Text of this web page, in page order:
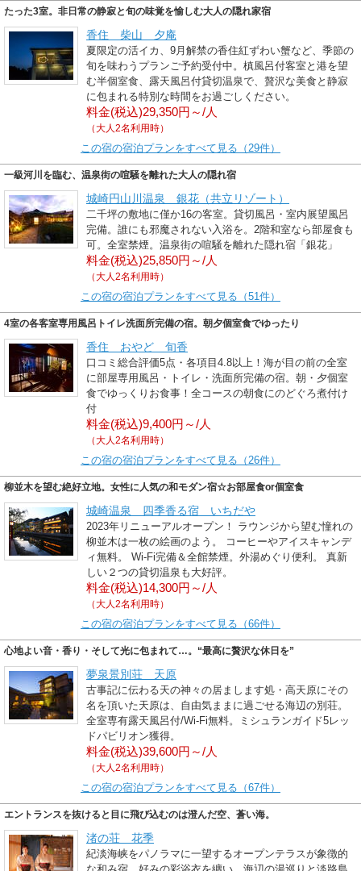
たった3室。非日常の静寂と旬の味覚を愉しむ大人の隠れ家宿
香住 柴山 夕庵
夏限定の活イカ、9月解禁の香住紅ずわい蟹など、季節の
旬を味わうプランご予約受付中。槙風呂付客室と港を望
む半個室食、露天風呂付貸切温泉で、贅沢な美食と静寂
に包まれる特別な時間をお過ごしください。
料金(税込)29,350円～/人
（大人2名利用時）
この宿の宿泊プランをすべて見る（29件）
一級河川を臨む、温泉街の喧騒を離れた大人の隠れ宿
城崎円山川温泉 銀花（共立リゾート）
二千坪の敷地に僅か16の客室。貸切風呂・室内展望風呂
完備。誰にも邪魔されない入浴を。2階和室なら部屋食も
可。全室禁煙。温泉街の喧騒を離れた隠れ宿「銀花」
料金(税込)25,850円～/人
（大人2名利用時）
この宿の宿泊プランをすべて見る（51件）
4室の各客室専用風呂トイレ洗面所完備の宿。朝夕個室食でゆったり
香住 おやど 旬香
口コミ総合評価5点・各項目4.8以上！海が目の前の全室
に部屋専用風呂・トイレ・洗面所完備の宿。朝・夕個室
食でゆっくりお食事！全コースの朝食にのどぐろ煮付け
付
料金(税込)9,400円～/人
（大人2名利用時）
この宿の宿泊プランをすべて見る（26件）
柳並木を望む絶好立地。女性に人気の和モダン宿☆お部屋食or個室食
城崎温泉 四季香る宿 いちだや
2023年リニューアルオープン！ ラウンジから望む憧れの
柳並木は一枚の絵画のよう。 コーヒーやアイスキャンデ
ィ無料。 Wi-Fi完備＆全館禁煙。外湯めぐり便利。 真新
しい２つの貸切温泉も大好評。
料金(税込)14,300円～/人
（大人2名利用時）
この宿の宿泊プランをすべて見る（66件）
心地よい音・香り・そして光に包まれて…。“最高に贅沢な休日を”
夢泉景別荘 天原
古事記に伝わる天の神々の居まします処・高天原にその
名を頂いた天原は、自由気ままに過ごせる海辺の別荘。
全室専有露天風呂付/Wi-Fi無料。ミシュランガイド5レッ
ドパビリオン獲得。
料金(税込)39,600円～/人
（大人2名利用時）
この宿の宿泊プランをすべて見る（67件）
エントランスを抜けると目に飛び込むのは澄んだ空、蒼い海。
渚の荘 花季
紀淡海峡をパノラマに一望するオープンテラスが象徴的